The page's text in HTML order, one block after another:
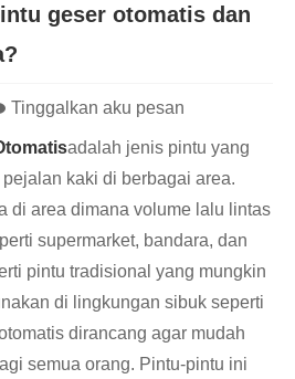
geser otomatis dan
Tinggalkan aku pesan
adalah jenis pintu yang
kaki di berbagai area.
di area dimana volume lalu lintas
supermarket, bandara, dan
pintu tradisional yang mungkin
di lingkungan sibuk seperti
dirancang agar mudah
semua orang. Pintu-pintu ini